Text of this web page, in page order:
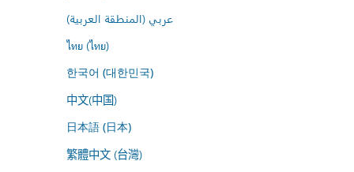
عربي (المنطقة العربية)
ไทย (ไทย)
한국어 (대한민국)
中文(中国)
日本語 (日本)
繁體中文 (台灣)